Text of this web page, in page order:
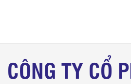
CÔNG TY CỔ